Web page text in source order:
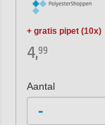
+ gratis pipet (10x)
4,99
Aantal
-